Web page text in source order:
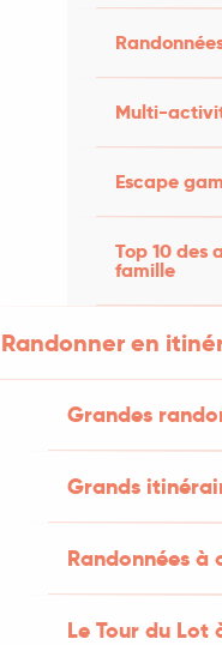
Multi-
Escape
Top 10 des
famille
Randonner en
Grandes
Grands
Randonnées
Le Tour du Lot
"Phèdre"
Puy, 46100
!